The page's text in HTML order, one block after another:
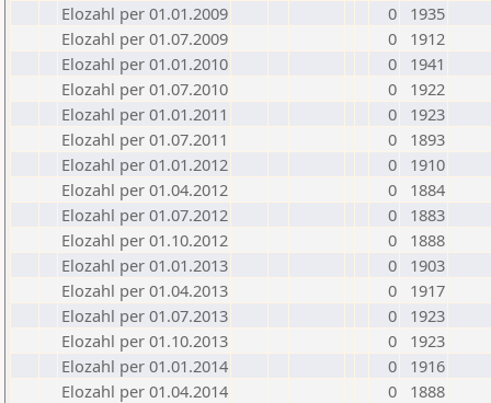
Elozahl per 01.01.2009
0
1935
Elozahl per 01.07.2009
0
1912
Elozahl per 01.01.2010
0
1941
Elozahl per 01.07.2010
0
1922
Elozahl per 01.01.2011
0
1923
Elozahl per 01.07.2011
0
1893
Elozahl per 01.01.2012
0
1910
Elozahl per 01.04.2012
0
1884
Elozahl per 01.07.2012
0
1883
Elozahl per 01.10.2012
0
1888
Elozahl per 01.01.2013
0
1903
Elozahl per 01.04.2013
0
1917
Elozahl per 01.07.2013
0
1923
Elozahl per 01.10.2013
0
1923
Elozahl per 01.01.2014
0
1916
Elozahl per 01.04.2014
0
1888